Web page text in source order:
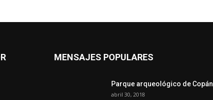
MENSAJES POPULARES
Parque arqueológico de Copán
abril 30, 2018